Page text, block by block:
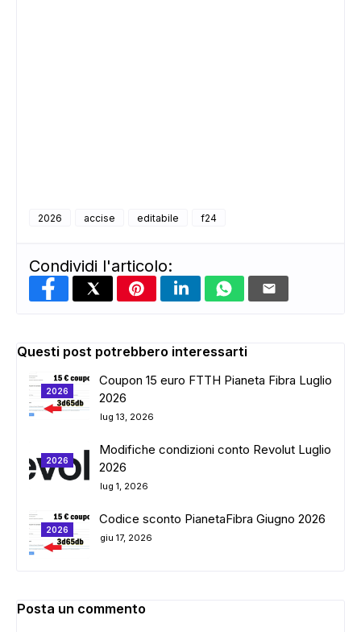
ADS
2026 accise editabile f24
Condividi l'articolo:
Questi post potrebbero interessarti
2026
Coupon 15 euro FTTH Pianeta Fibra Luglio
2026
lug 13, 2026
2026
Modifiche condizioni conto Revolut Luglio
2026
lug 1, 2026
2026
Codice sconto PianetaFibra Giugno 2026
giu 17, 2026
Posta un commento